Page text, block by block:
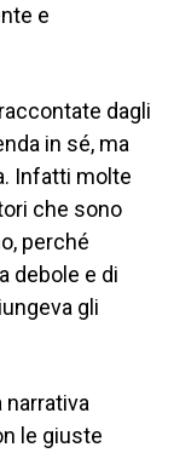
e
dagli
in sé, ma
Infatti molte
che sono
perché
debole e di
gli
narrativa
le giuste